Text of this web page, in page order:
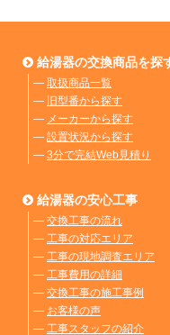
給湯器の交換商品を探
― 取扱商品一覧
― 旧型番から探す
― メーカーから探す
― 設置状況から探す
― 3分で完結Web見積り
給湯器の安心工事
― 交換工事の流れ
― 工事の対応エリア
― 工事の現地調査エリア
― 工事費用の詳細
― 交換工事の施工事例
― お客様の声
― 工事スタッフの紹介